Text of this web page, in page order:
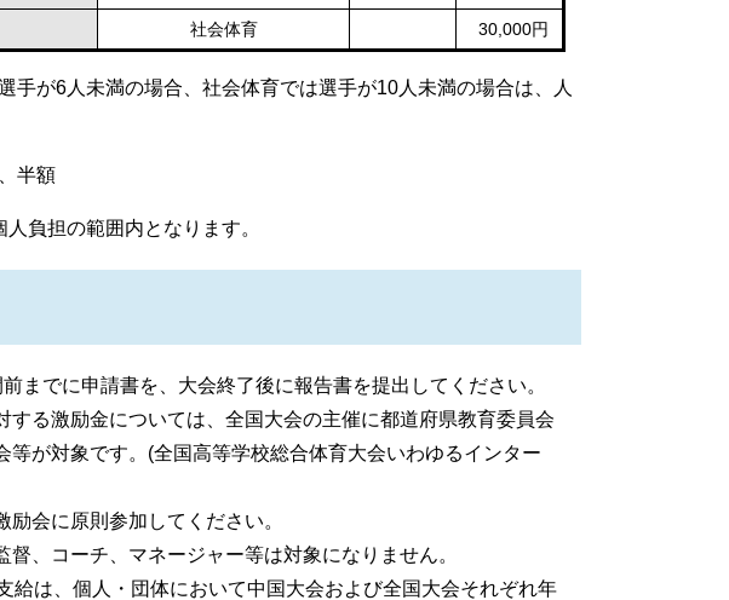
社会体育 30,000円
が6人未満の場合、社会体育では選手が10人未満の場合は、人
半額
負担の範囲内となります。
までに申請書を、大会終了後に報告書を提出してください。
する激励金については、全国大会の主催に都道府県教育委員会
等が対象です。(全国高等学校総合体育大会いわゆるインター
会に原則参加してください。
、コーチ、マネージャー等は対象になりません。
給は、個人・団体において中国大会および全国大会それぞれ年